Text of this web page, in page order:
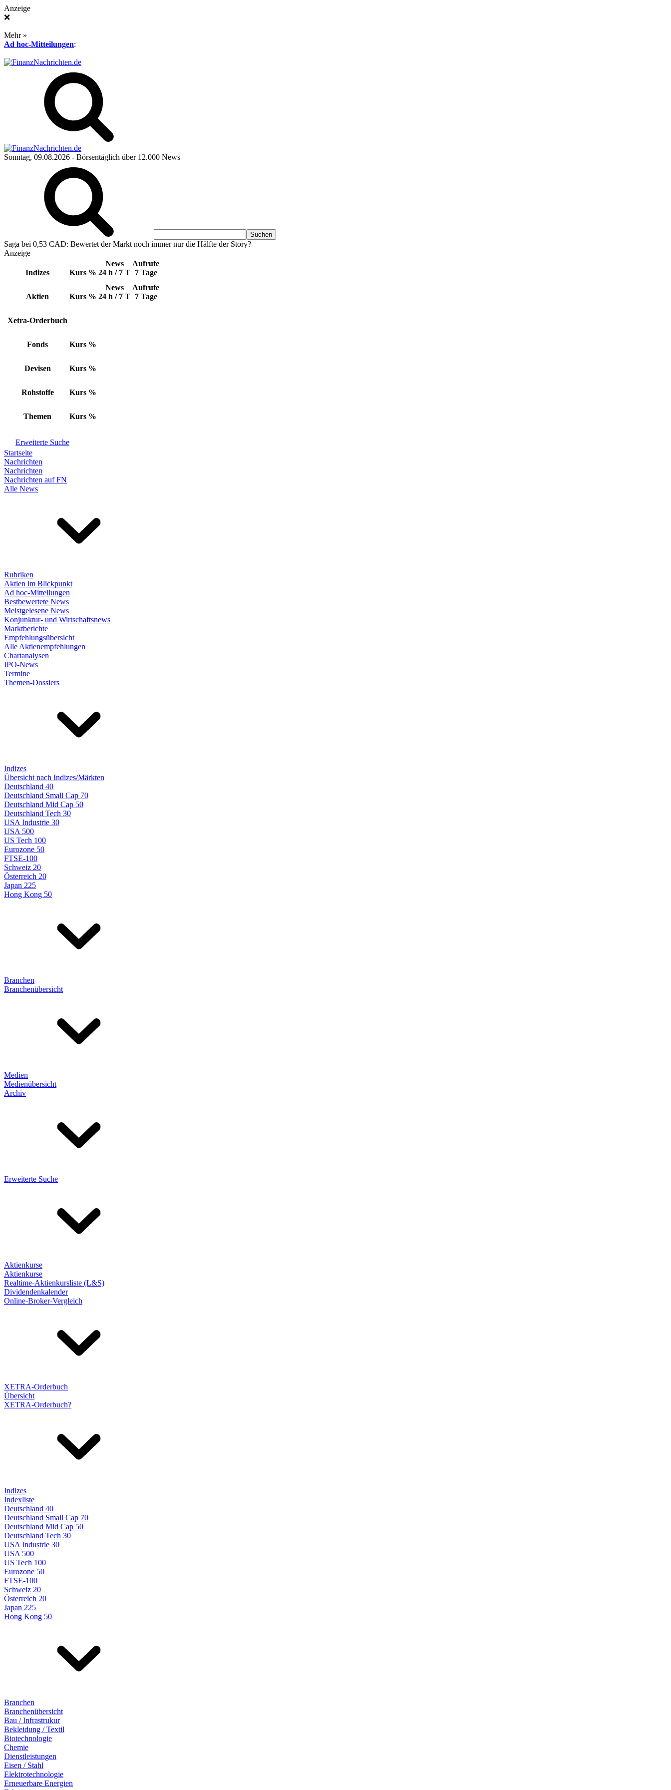
Anzeige
❌
Mehr »
Ad hoc-Mitteilungen:
Sonntag, 09.08.2026 - Börsentäglich über 12.000 News
Saga bei 0,53 CAD: Bewertet der Markt noch immer nur die Hälfte der Story?
Anzeige
Indizes Kurs %
News
24 h / 7 T
Aufrufe
7 Tage
Aktien Kurs %
News
24 h / 7 T
Aufrufe
7 Tage
Xetra-Orderbuch
Fonds Kurs %
Devisen Kurs %
Rohstoffe Kurs %
Themen Kurs %
Erweiterte Suche
Startseite
Nachrichten
Nachrichten
Nachrichten auf FN
Alle News
Rubriken
Aktien im Blickpunkt
Ad hoc-Mitteilungen
Bestbewertete News
Meistgelesene News
Konjunktur- und Wirtschaftsnews
Marktberichte
Empfehlungsübersicht
Alle Aktienempfehlungen
Chartanalysen
IPO-News
Termine
Themen-Dossiers
Indizes
Übersicht nach Indizes/Märkten
Deutschland 40
Deutschland Small Cap 70
Deutschland Mid Cap 50
Deutschland Tech 30
USA Industrie 30
USA 500
US Tech 100
Eurozone 50
FTSE-100
Schweiz 20
Österreich 20
Japan 225
Hong Kong 50
Branchen
Branchenübersicht
Medien
Medienübersicht
Archiv
Erweiterte Suche
Aktienkurse
Aktienkurse
Realtime-Aktienkursliste (L&S)
Dividendenkalender
Online-Broker-Vergleich
XETRA-Orderbuch
Übersicht
XETRA-Orderbuch?
Indizes
Indexliste
Deutschland 40
Deutschland Small Cap 70
Deutschland Mid Cap 50
Deutschland Tech 30
USA Industrie 30
USA 500
US Tech 100
Eurozone 50
FTSE-100
Schweiz 20
Österreich 20
Japan 225
Hong Kong 50
Branchen
Branchenübersicht
Bau / Infrastrukur
Bekleidung / Textil
Biotechnologie
Chemie
Dienstleistungen
Eisen / Stahl
Elektrotechnologie
Erneuerbare Energien